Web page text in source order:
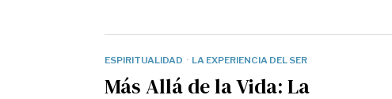
ESPIRITUALIDAD · LA EXPERIENCIA DEL SER
Más Allá de la Vida: La